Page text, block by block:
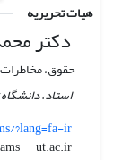
هیات تحریریه
دکتر
حقوق، مخاطرات
استاد،
?lang=fa-ir
eshams
ut.ac.ir